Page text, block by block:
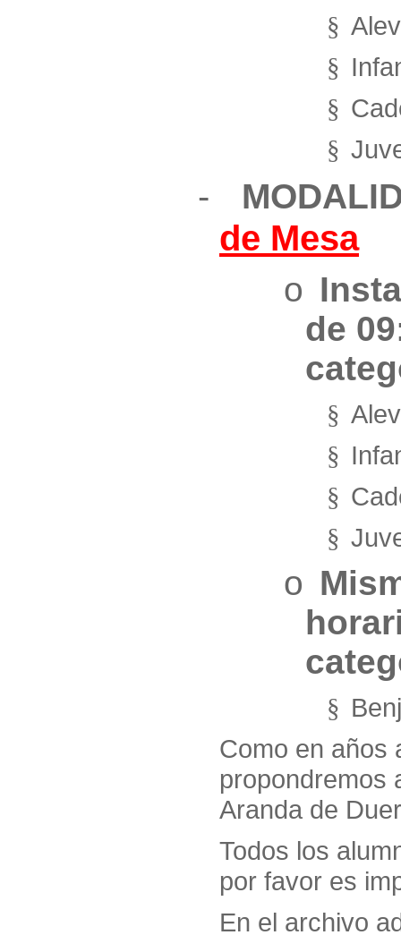
§
§
§
§
-
de Mesa
o
de
§
§
§
§
o
§
Como en años
propondremos
Aranda de
Todos los
por favor es
En el archivo